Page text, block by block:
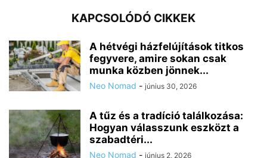
KAPCSOLÓDÓ CIKKEK
A hétvégi házfelújítások titkos
fegyvere, amire sokan csak
munka közben jönnek...
Neo Nomad - június 30, 2026
A tűz és a tradíció találkozása:
Hogyan válasszunk eszközt a
szabadtéri...
Neo Nomad - június 2, 2026